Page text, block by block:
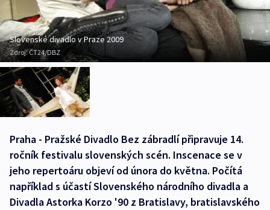
Slovenské divadlo v Praze 2009
Zdroj:ČT24/DBZ
Praha - Pražské Divadlo Bez zábradlí připravuje 14.
ročník festivalu slovenských scén. Inscenace se v
jeho repertoáru objeví od února do května. Počítá
například s účastí Slovenského národního divadla a
Divadla Astorka Korzo '90 z Bratislavy, bratislavského